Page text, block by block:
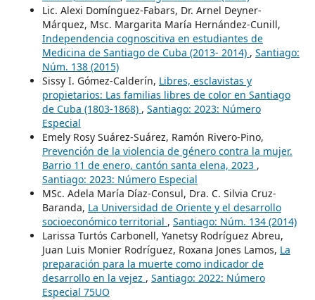
Lic. Alexi Domínguez-Fabars, Dr. Arnel Deyner-
Márquez, Msc. Margarita María Hernández-Cunill,
Independencia cognoscitiva en estudiantes de
Medicina de Santiago de Cuba (2013- 2014) , Santiago:
Núm. 138 (2015)
Sissy I. Gómez-Calderín, Libres, esclavistas y
propietarios: Las familias libres de color en Santiago
de Cuba (1803-1868) , Santiago: 2023: Número
Especial
Emely Rosy Suárez-Suárez, Ramón Rivero-Pino,
Prevención de la violencia de género contra la mujer.
Barrio 11 de enero, cantón santa elena, 2023 ,
Santiago: 2023: Número Especial
MSc. Adela María Díaz-Consul, Dra. C. Silvia Cruz-
Baranda, La Universidad de Oriente y el desarrollo
socioeconómico territorial , Santiago: Núm. 134 (2014)
Larissa Turtós Carbonell, Yanetsy Rodríguez Abreu,
Juan Luis Monier Rodríguez, Roxana Jones Lamos, La
preparación para la muerte como indicador de
desarrollo en la vejez , Santiago: 2022: Número
Especial 75UO